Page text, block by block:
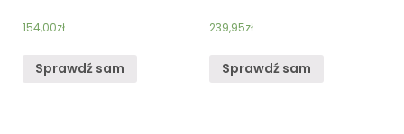
154,00zł
Sprawdź sam
239,95zł
Sprawdź sam